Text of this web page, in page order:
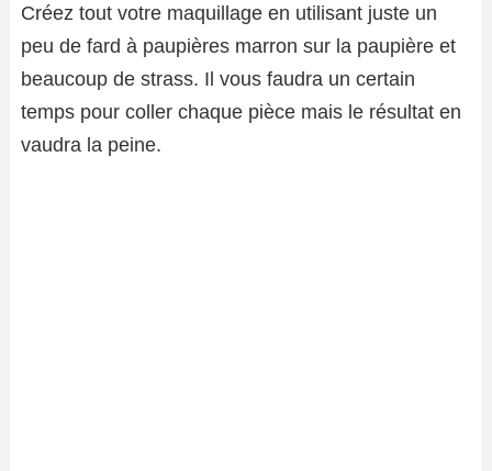
Créez tout votre maquillage en utilisant juste un
peu de fard à paupières marron sur la paupière et
beaucoup de strass. Il vous faudra un certain
temps pour coller chaque pièce mais le résultat en
vaudra la peine.